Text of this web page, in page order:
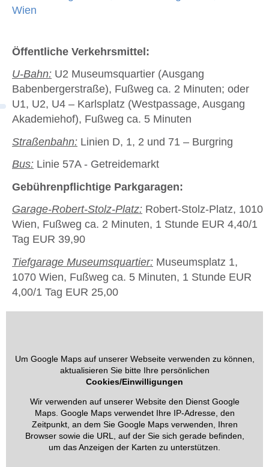
Wien
Öffentliche Verkehrsmittel:
U-Bahn: U2 Museumsquartier (Ausgang
Babenbergerstraße), Fußweg ca. 2 Minuten; oder
U1, U2, U4 – Karlsplatz (Westpassage, Ausgang
Akademiehof), Fußweg ca. 5 Minuten
Straßenbahn: Linien D, 1, 2 und 71 – Burgring
Bus: Linie 57A - Getreidemarkt
Gebührenpflichtige Parkgaragen:
Garage-Robert-Stolz-Platz: Robert-Stolz-Platz, 1010
Wien, Fußweg ca. 2 Minuten, 1 Stunde EUR 4,40/1
Tag EUR 39,90
Tiefgarage Museumsquartier: Museumsplatz 1,
1070 Wien, Fußweg ca. 5 Minuten, 1 Stunde EUR
4,00/1 Tag EUR 25,00
Um Google Maps auf unserer Webseite verwenden zu können,
aktualisieren Sie bitte Ihre persönlichen
Cookies/Einwilligungen
Wir verwenden auf unserer Website den Dienst Google
Maps. Google Maps verwendet Ihre IP-Adresse, den
Zeitpunkt, an dem Sie Google Maps verwenden, Ihren
Browser sowie die URL, auf der Sie sich gerade befinden,
um das Anzeigen der Karten zu unterstützen.